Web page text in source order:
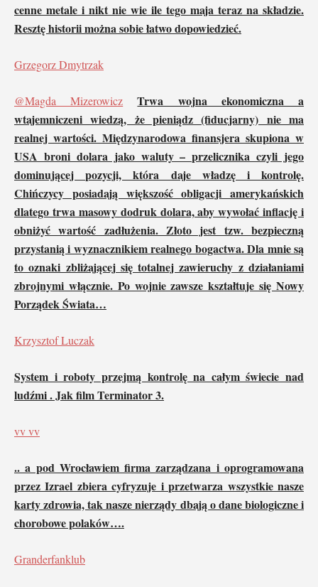
cenne metale i nikt nie wie ile tego maja teraz na składzie.
Resztę historii można sobie łatwo dopowiedzieć.
Grzegorz Dmytrzak
@Magda Mizerowicz
Trwa wojna ekonomiczna a
wtajemniczeni wiedzą, że pieniądz (fiducjarny) nie ma
realnej wartości. Międzynarodowa finansjera skupiona w
USA broni dolara jako waluty – przelicznika czyli jego
dominującej pozycji, która daje władzę i kontrolę.
Chińczycy posiadają większość obligacji amerykańskich
dlatego trwa masowy dodruk dolara, aby wywołać inflację i
obniżyć wartość zadłużenia. Złoto jest tzw. bezpieczną
przystanią i wyznacznikiem realnego bogactwa. Dla mnie są
to oznaki zbliżającej się totalnej zawieruchy z działaniami
zbrojnymi włącznie. Po wojnie zawsze kształtuje się Nowy
Porządek Świata…
Krzysztof Luczak
System i roboty przejmą kontrolę na całym świecie nad
ludźmi . Jak film Terminator 3.
vv vv
.. a pod Wrocławiem firma zarządzana i oprogramowana
przez Izrael zbiera cyfryzuje i przetwarza wszystkie nasze
karty zdrowia, tak nasze nierządy dbają o dane biologiczne i
chorobowe polaków….
Granderfanklub